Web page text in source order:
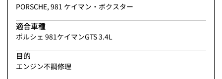
PORSCHE, 981 ケイマン・ボクスター
適合車種
ポルシェ 981ケイマンGTS 3.4L
目的
エンジン不調修理